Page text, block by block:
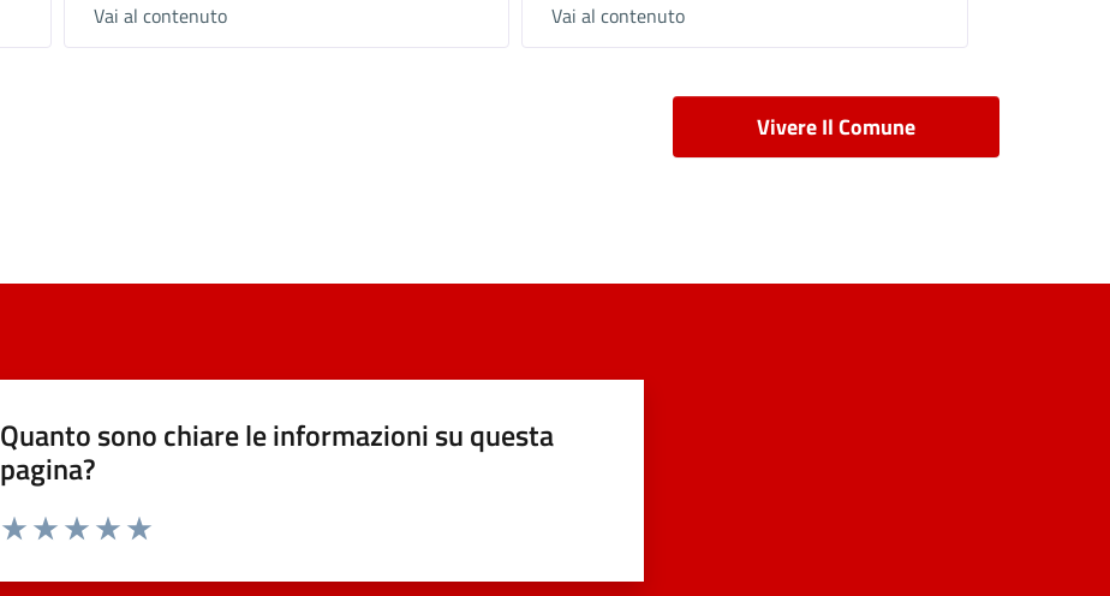
Vai al contenuto Vai al contenuto
Vivere Il Comune
Quanto sono chiare le informazioni su questa
pagina?
Valuta da 1 a 5 stelle la pagina